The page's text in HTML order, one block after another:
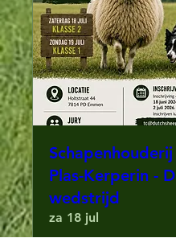
Schapenhouderij
Plas-Kerperin -
wedstrijd
za 18 jul